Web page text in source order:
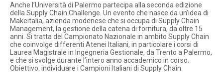
Anche l’Università di Palermo partecipa alla seconda edizione
della Supply Chain Challenge. Un evento che nasce da un’idea di
Makeitalia, azienda modenese che si occupa di Supply Chain
Management, la gestione della catena di fornitura, da oltre 15
anni. Si tratta del Campionato Nazionale in ambito Supply Chain
che coinvolge differenti Atenei Italiani, in particolare i corsi di
Laurea Magistrale in Ingegneria Gestionale, da Trento a Palermo,
e che si svolge durante l’intero anno accademico in corso.
Obiettivo: individuare i Campioni Italiani di Supply Chain.